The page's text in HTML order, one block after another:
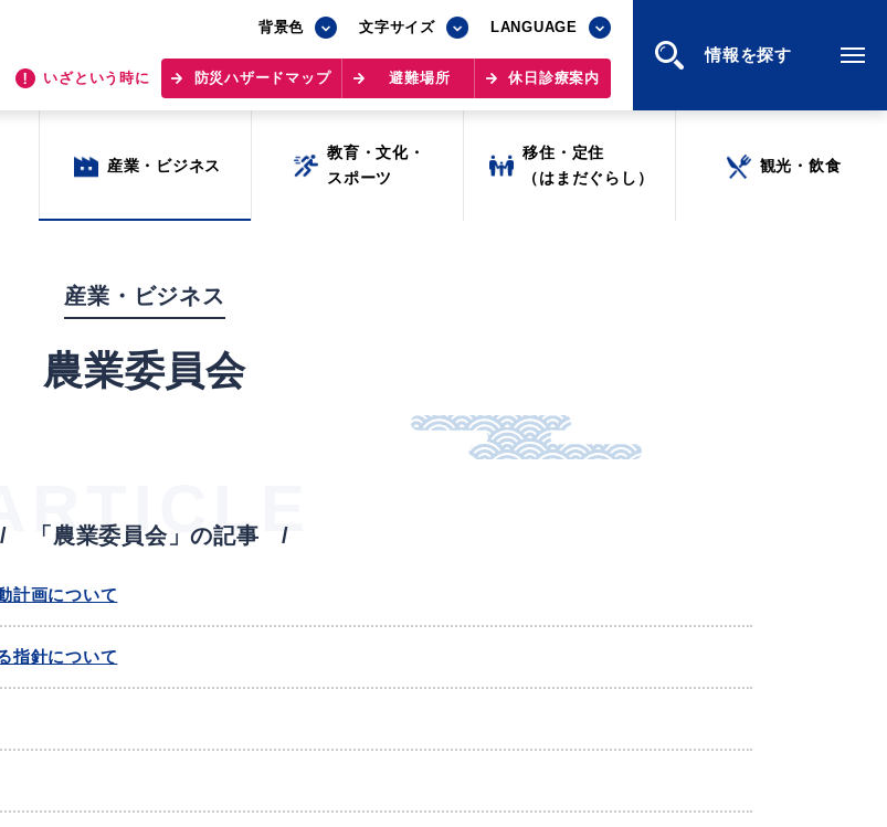
背景色 文字サイズ LANGUAGE
いざという時に 防災ハザードマップ 避難場所 休日診療案内
情報を探す
背景色 文字サイズ LANGUAGE
いざという時に 防災ハザードマップ 避難場所 休日診療案内
情報を探す
産業・ビジネス
教育・文化・
スポーツ
移住・定住
（はまだぐらし）
観光・飲食
・退職 支援・助成制度 各種相談窓口 入札
防災・消防 公共施設
産業・ビジネス
教育・文化・
スポーツ
移住・定住
（はまだぐらし）
観光・飲食
産業・ビジネス
農業委員会
ARTICLE
「農業委員会」の記事
計画について
指針について